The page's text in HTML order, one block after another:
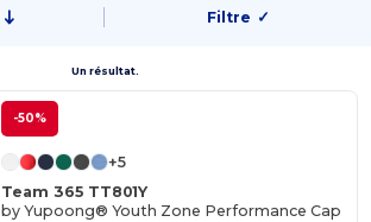
Filtre ✓
Un résultat.
-50%
+5
Team 365 TT801Y
by Yupoong® Youth Zone Performance Cap